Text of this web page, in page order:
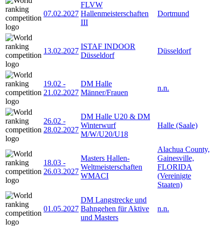
07.02.2027
FLVW
Hallenmeisterschaften
III
Dortmund
13.02.2027
ISTAF INDOOR
Düsseldorf
Düsseldorf
19.02 -
21.02.2027
DM Halle
Männer/Frauen
n.n.
26.02 -
28.02.2027
DM Halle U20 & DM
Winterwurf
M/W/U20/U18
Halle (Saale)
18.03 -
26.03.2027
Masters Hallen-
Weltmeisterschaften
WMACI
Alachua County,
Gainesville,
FLORIDA
(Vereinigte
Staaten)
01.05.2027
DM Langstrecke und
Bahngehen für Aktive
und Masters
n.n.